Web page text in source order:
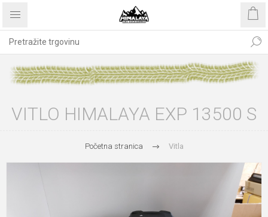
VITLO HIMALAYA EXP 13500 S
Početna stranica Vitla